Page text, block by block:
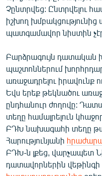
Չընտրվեց: Ընտրվելու
իշխող խմբակցությունից
պատգամավոր նիստին
Բարձրագույն դատական
պաշտոններում
առաջադրելու իրավունք
Եվս երեք թեկնածու
ընդհանուր ժողովը:
տեղը համալրելուն
ԲԴԽ նախագահի տեղը
Հարությունյանի
ԲԴԽ-ն լքեց, վարչապետ
դատավորներին վեթինգի